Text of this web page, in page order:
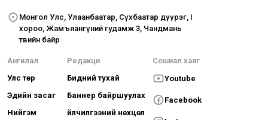
Монгол Улс, Улаанбаатар, Сүхбаатар дүүрэг, I
хороо, Жамъяангүний гудамж 3, Чандмань
төвийн байр
Ангилал
Улс төр
Эдийн засаг
Нийгэм
Редакци
Бидний тухай
Баннер байршуулах
Үйлчилгээний нөхцөл
Сошиал хаяг
Youtube
Facebook